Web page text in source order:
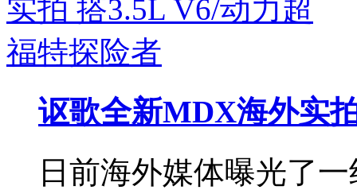
讴歌全新MDX海外实
日前海外媒体曝光了